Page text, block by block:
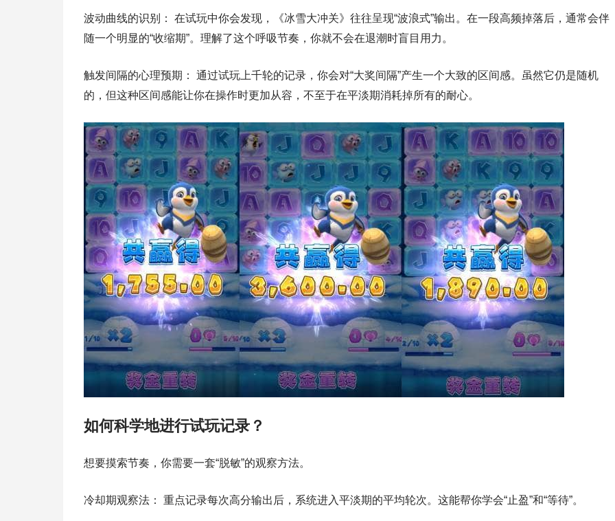
波动曲线的识别： 在试玩中你会发现，《冰雪大冲关》往往呈现“波浪式”输出。在一段高频掉落后，通常会伴
随一个明显的“收缩期”。理解了这个呼吸节奏，你就不会在退潮时盲目用力。
触发间隔的心理预期： 通过试玩上千轮的记录，你会对“大奖间隔”产生一个大致的区间感。虽然它仍是随机
的，但这种区间感能让你在操作时更加从容，不至于在平淡期消耗掉所有的耐心。
如何科学地进行试玩记录？
想要摸索节奏，你需要一套“脱敏”的观察方法。
冷却期观察法： 重点记录每次高分输出后，系统进入平淡期的平均轮次。这能帮你学会“止盈”和“等待”。